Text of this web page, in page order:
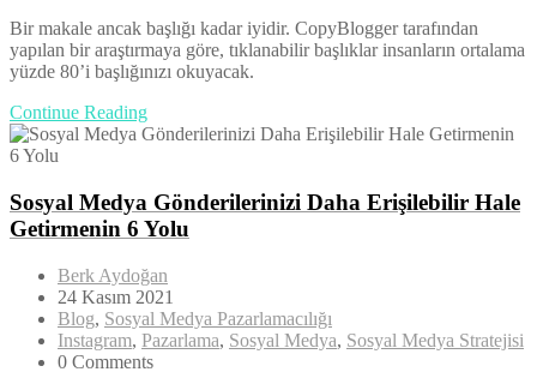
Bir makale ancak başlığı kadar iyidir. CopyBlogger tarafından
yapılan bir araştırmaya göre, tıklanabilir başlıklar insanların ortalama
yüzde 80’i başlığınızı okuyacak.
Continue Reading
Sosyal Medya Gönderilerinizi Daha Erişilebilir Hale
Getirmenin 6 Yolu
Berk Aydoğan
24 Kasım 2021
Blog, Sosyal Medya Pazarlamacılığı
Instagram, Pazarlama, Sosyal Medya, Sosyal Medya Stratejisi
0 Comments